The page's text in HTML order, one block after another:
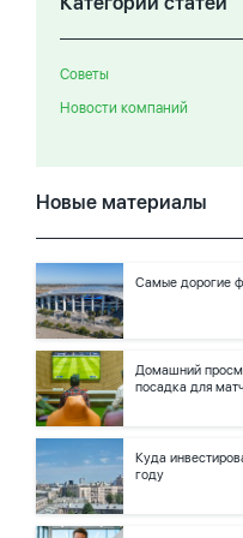
Советы
Новости компаний
Новые материалы
Самые дорогие
Домашний
посадка для
Куда
году